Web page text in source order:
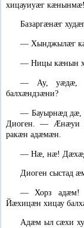
хицауиуæг кæнынмæ!
Базаргæнæг
—Хынджылæг
—Ницы кæнын
—
Ау, уæдæ,
балхæндзæни?
— Бауырнæд дæ,
Диоген. — Ӕнæуи
ракæн адæмæн.
—Нæ, нæ!
Диоген сыстад
—Хорз
Йæхицæн хицау
Адæм ыл сæхи